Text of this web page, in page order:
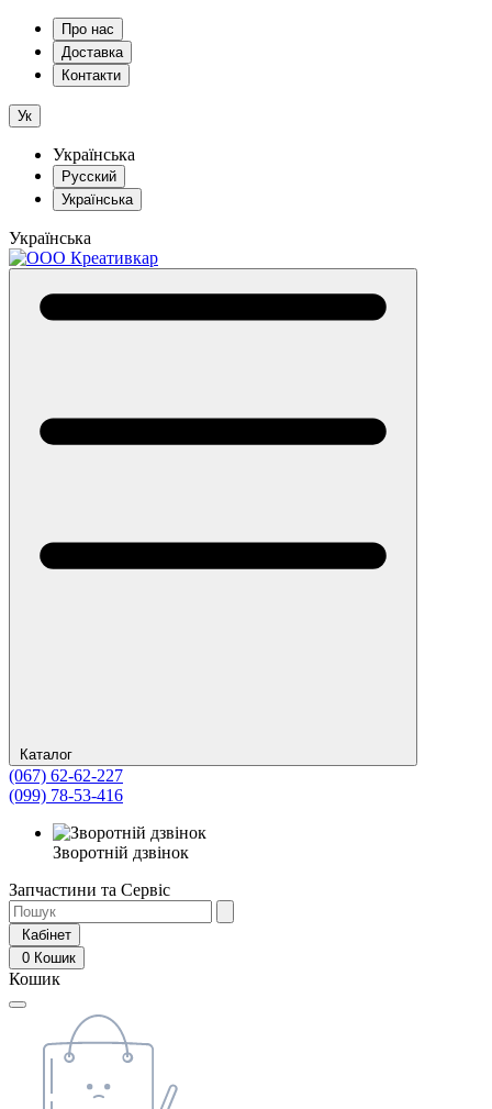
Про нас
Доставка
Контакти
Ук
Українська
Русский
Українська
Українська
Каталог
(067) 62-62-227
(099) 78-53-416
Зворотній дзвінок
Запчастини та Сервіс
Кабінет
0 Кошик
Кошик